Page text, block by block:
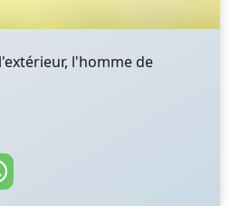
l'homme de